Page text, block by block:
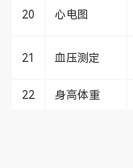
20 心电图
21 血压测定
22 身高体重